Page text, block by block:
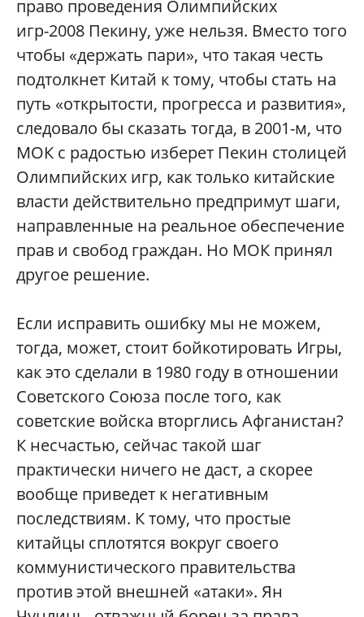
право проведения Олимпийских
игр-2008 Пекину, уже нельзя. Вместо того
чтобы «держать пари», что такая честь
подтолкнет Китай к тому, чтобы стать на
путь «открытости, прогресса и развития»,
следовало бы сказать тогда, в 2001-м, что
МОК с радостью изберет Пекин столицей
Олимпийских игр, как только китайские
власти действительно предпримут шаги,
направленные на реальное обеспечение
прав и свобод граждан. Но МОК принял
другое решение.
Если исправить ошибку мы не можем,
тогда, может, стоит бойкотировать Игры,
как это сделали в 1980 году в отношении
Советского Союза после того, как
советские войска вторглись Афганистан?
К несчастью, сейчас такой шаг
практически ничего не даст, а скорее
вообще приведет к негативным
последствиям. К тому, что простые
китайцы сплотятся вокруг своего
коммунистического правительства
против этой внешней «атаки». Ян